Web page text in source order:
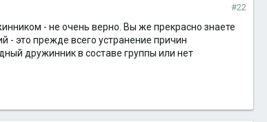
#22
- не очень верно. Вы же прекрасно знаете
- это прежде всего устранение причин
дружинник в составе группы или нет